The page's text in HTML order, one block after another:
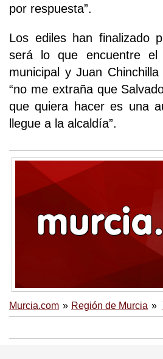
por respuesta”.
Los ediles han finalizado
será lo que encuentre el
municipal y Juan
“no me extraña que
que quiera hacer es una
llegue a la alcaldía”.
Murcia.com Región de Murcia